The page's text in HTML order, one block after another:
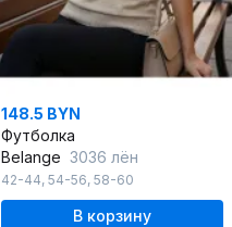
148.5 BYN
Футболка
Belange 3036 лён
42-44, 54-56, 58-60
В корзину